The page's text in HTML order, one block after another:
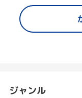
ジャンル